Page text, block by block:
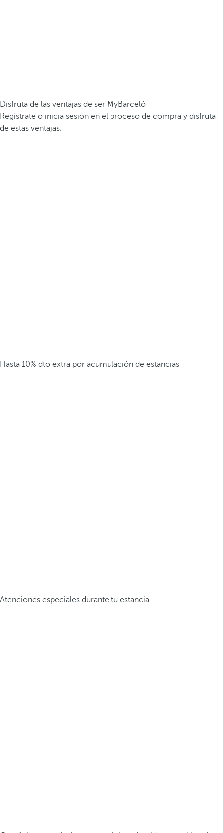
Disfruta de las ventajas de ser MyBarceló
Regístrate o inicia sesión en el proceso de compra y disfruta
de estas ventajas.
Hasta 10% dto extra por acumulación de estancias
Atenciones especiales durante tu estancia